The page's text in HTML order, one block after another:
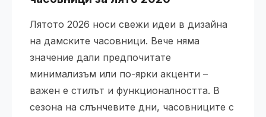
Лятото 2026 носи свежи идеи в дизайна
на дамските часовници. Вече няма
значение дали предпочитате
минимализъм или по-ярки акценти –
важен е стилът и функционалността. В
сезона на слънчевите дни, часовниците с